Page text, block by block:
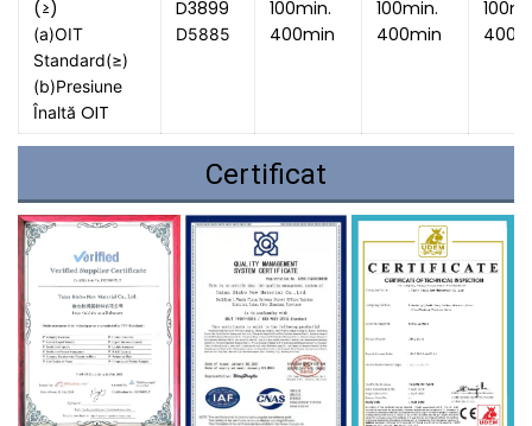
(≥)
(a)OIT
Standard(≥)
(b)Presiune
Înaltă OIT
D3899
D5885
100min.
400min
100min.
400min
Certificat